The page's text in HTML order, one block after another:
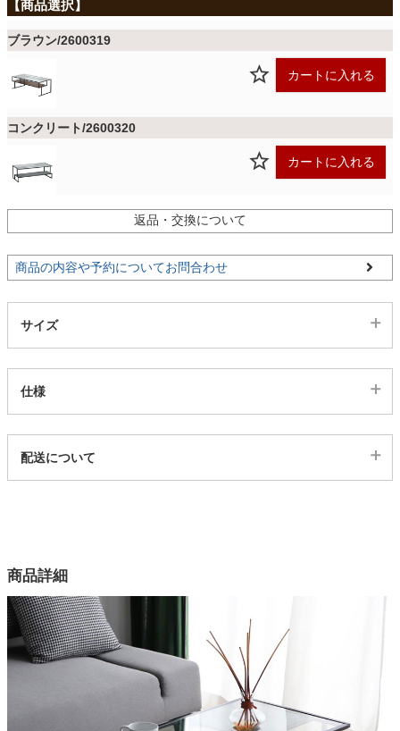
寝具
ファブリック
マット
インテリア雑貨
ブラウン/2600319
カートに入れる
コンクリート/2600320
カートに入れる
返品・交換について
商品の内容や予約についてお問合わせ
サイズ
仕様
2600319
2色
天板
強化5mm透明ガラス
配送について
商品詳細